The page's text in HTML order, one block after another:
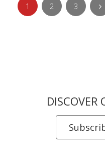
1 2 3
DISCOVER